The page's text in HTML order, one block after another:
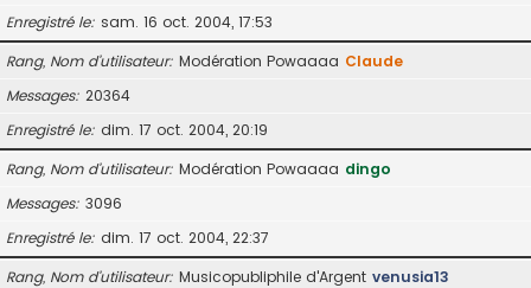
Enregistré le sam. 16 oct. 2004, 17:53
Rang, Nom d’utilisateur Modération Powaaaa Claude
Messages 20364
Enregistré le dim. 17 oct. 2004, 20:19
Rang, Nom d’utilisateur Modération Powaaaa dingo
Messages 3096
Enregistré le dim. 17 oct. 2004, 22:37
Rang, Nom d’utilisateur Musicopubliphile d'Argent venusia13